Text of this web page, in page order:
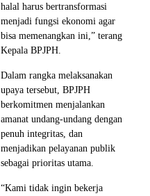
halal harus bertransformasi
menjadi fungsi ekonomi agar
bisa memenangkan ini,” terang
Kepala BPJPH.
Dalam rangka melaksanakan
upaya tersebut, BPJPH
berkomitmen menjalankan
amanat undang-undang dengan
penuh integritas, dan
menjadikan pelayanan publik
sebagai prioritas utama.
“Kami tidak ingin bekerja